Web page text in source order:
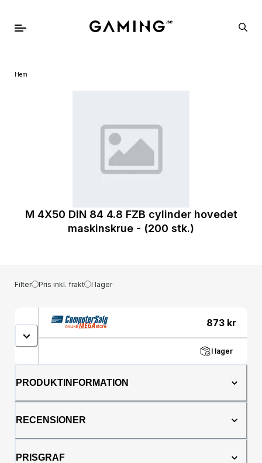
Hem
M 4X50 DIN 84 4.8 FZB cylinder hovedet
maskinskrue - (200 stk.)
Filter Pris inkl. frakt I lager
873 kr
I lager
PRODUKTINFORMATION
RECENSIONER
PRISGRAF